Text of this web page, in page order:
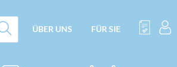
ÜBER UNS FÜR SIE